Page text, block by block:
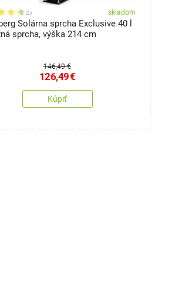
2x skladom
Solárna sprcha Exclusive 40 l
sprcha, výška 214 cm
146,49 €
126,49€
Kúpiť